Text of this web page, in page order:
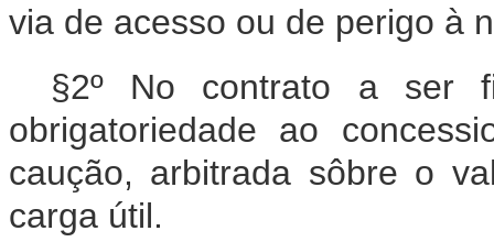
via de acesso ou de perigo à
§2º No contrato a ser
obrigatoriedade ao
caução, arbitrada sôbre o
carga útil.